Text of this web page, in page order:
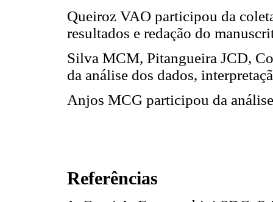
Queiroz VAO participou da
resultados e redação do
Silva MCM, Pitangueira JCD,
da análise dos dados,
Anjos MCG participou da
Referências